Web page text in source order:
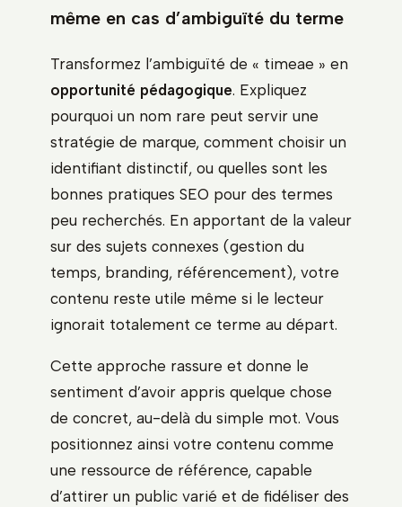
même en cas d’ambiguïté du terme
Transformez l’ambiguïté de « timeae » en
opportunité pédagogique. Expliquez
pourquoi un nom rare peut servir une
stratégie de marque, comment choisir un
identifiant distinctif, ou quelles sont les
bonnes pratiques SEO pour des termes
peu recherchés. En apportant de la valeur
sur des sujets connexes (gestion du
temps, branding, référencement), votre
contenu reste utile même si le lecteur
ignorait totalement ce terme au départ.
Cette approche rassure et donne le
sentiment d’avoir appris quelque chose
de concret, au-delà du simple mot. Vous
positionnez ainsi votre contenu comme
une ressource de référence, capable
d’attirer un public varié et de fidéliser des